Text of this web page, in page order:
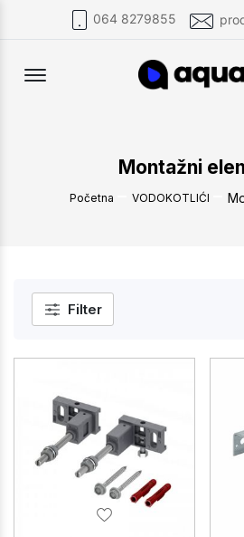
064 8279855
Offcanvas Menu Open
Montažni
Početna VODOKOTLIĆI
Filter